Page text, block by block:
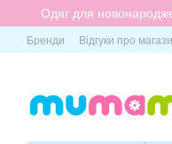
Перейти до основного
Одяг для
Бренди Відгуки про